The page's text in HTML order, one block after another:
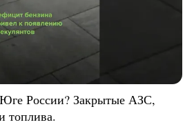
России? Закрытые АЗС,
топлива.